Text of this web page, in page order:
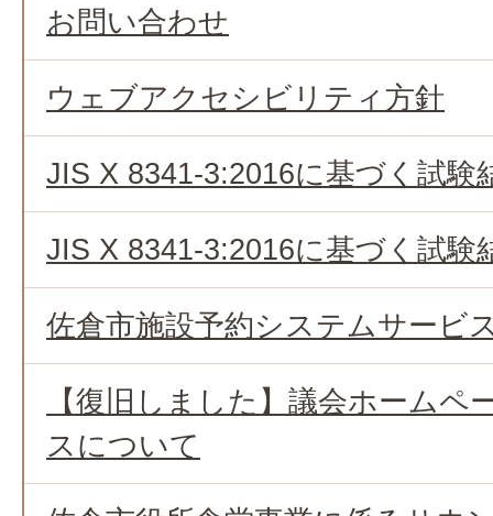
お問い合わせ
ウェブアクセシビリティ方針
JIS X 8341-3:2016に基づく試験
JIS X 8341-3:2016に基づく試験
佐倉市施設予約システムサービ
【復旧しました】議会ホームペ
スについて